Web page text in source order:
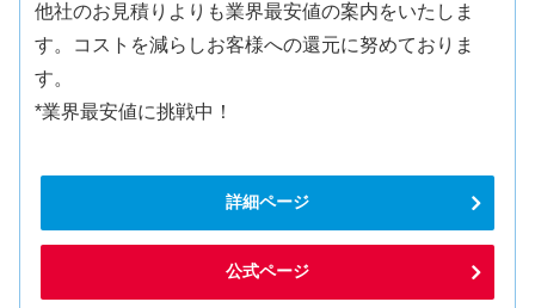
他社のお見積りよりも業界最安値の案内をいたしま
す。コストを減らしお客様への還元に努めておりま
す。
*業界最安値に挑戦中！
詳細ページ
公式ページ